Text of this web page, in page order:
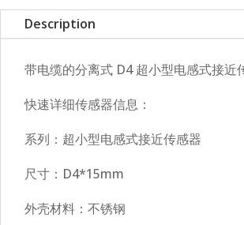
Description
带电缆的分离式 D4 超小型电感式接近
快速详细传感器信息：
系列：超小型电感式接近传感器
尺寸：D4*15mm
外壳材料：不锈钢